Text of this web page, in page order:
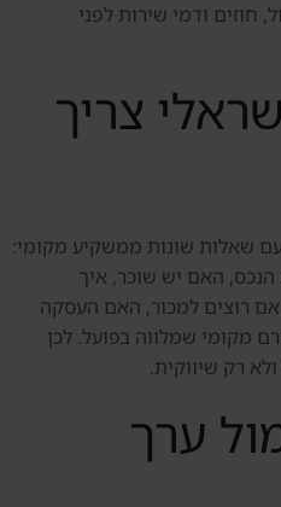
חוזים ודמי שירות לפני
צריך
שאלות שונות ממשקיע מקומי:
האם יש שוכר, איך
רוצים למכור, האם העסקה
מקומי שמלווה בפועל. לכן
רק שיווקית.
ערך